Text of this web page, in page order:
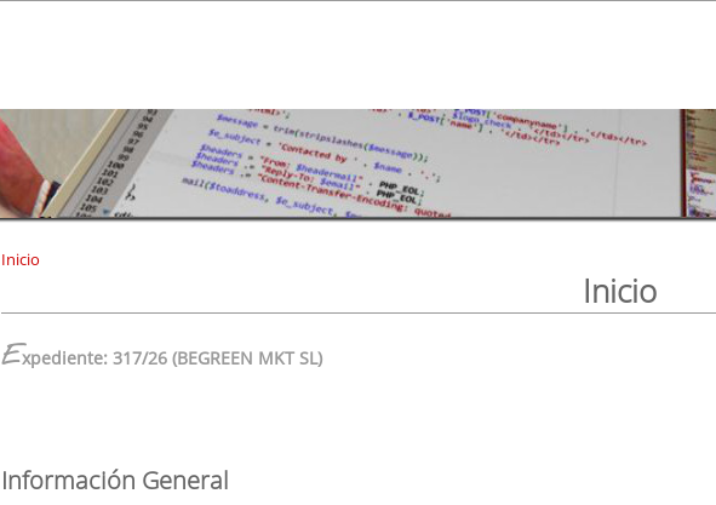
Inicio
Inicio
Expediente: 317/26 (BEGREEN MKT SL)
Información General